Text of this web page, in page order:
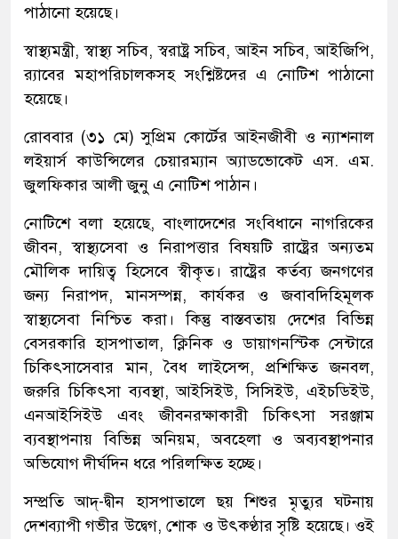
পাঠানো হয়েছে।
স্বাস্থ্যমন্ত্রী, স্বাস্থ্য সচিব, স্বরাষ্ট্র সচিব, আইন সচিব, আইজিপি,
র‍্যাবের মহাপরিচালকসহ সংশ্লিষ্টদের এ নোটিশ পাঠানো
হয়েছে।
রোববার (৩১ মে) সুপ্রিম কোর্টের আইনজীবী ও ন্যাশনাল
লইয়ার্স কাউন্সিলের চেয়ারম্যান অ্যাডভোকেট এস. এম.
জুলফিকার আলী জুনু এ নোটিশ পাঠান।
নোটিশে বলা হয়েছে, বাংলাদেশের সংবিধানে নাগরিকের
জীবন, স্বাস্থ্যসেবা ও নিরাপত্তার বিষয়টি রাষ্ট্রের অন্যতম
মৌলিক দায়িত্ব হিসেবে স্বীকৃত। রাষ্ট্রের কর্তব্য জনগণের
জন্য নিরাপদ, মানসম্পন্ন, কার্যকর ও জবাবদিহিমূলক
স্বাস্থ্যসেবা নিশ্চিত করা। কিন্তু বাস্তবতায় দেশের বিভিন্ন
বেসরকারি হাসপাতাল, ক্লিনিক ও ডায়াগনস্টিক সেন্টারে
চিকিৎসাসেবার মান, বৈধ লাইসেন্স, প্রশিক্ষিত জনবল,
জরুরি চিকিৎসা ব্যবস্থা, আইসিইউ, সিসিইউ, এইচডিইউ,
এনআইসিইউ এবং জীবনরক্ষাকারী চিকিৎসা সরঞ্জাম
ব্যবস্থাপনায় বিভিন্ন অনিয়ম, অবহেলা ও অব্যবস্থাপনার
অভিযোগ দীর্ঘদিন ধরে পরিলক্ষিত হচ্ছে।
সম্প্রতি আদ্-দ্বীন হাসপাতালে ছয় শিশুর মৃত্যুর ঘটনায়
দেশব্যাপী গভীর উদ্বেগ, শোক ও উৎকণ্ঠার সৃষ্টি হয়েছে। ওই